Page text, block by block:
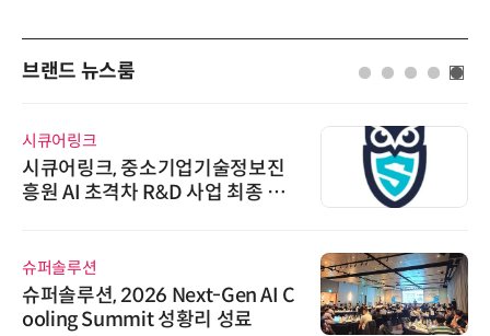
브랜드 뉴스룸
시큐어링크
시큐어링크, 중소기업기술정보진
흥원 AI 초격차 R&D 사업 최종 선
슈퍼솔루션
슈퍼솔루션, 2026 Next-Gen AI C
ooling Summit 성황리 성료